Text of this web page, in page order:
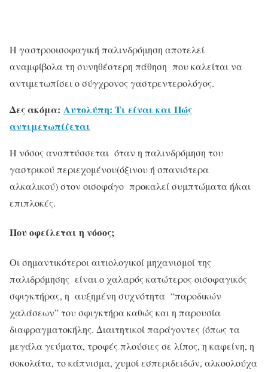
Η γαστροοισοφαγική παλινδρόμηση αποτελεί
αναμφίβολα τη συνηθέστερη πάθηση που καλείται να
αντιμετωπίσει ο σύγχρονος γαστρεντερολόγος.
Δες ακόμα: Αυτολύπη: Τι είναι και Πώς
αντιμετωπίζεται
Η νόσος αναπτύσσεται όταν η παλινδρόμηση του
γαστρικού περιεχομένου(όξινου ή σπανιότερα
αλκαλικού) στον οισοφάγο προκαλεί συμπτώματα ή/και
επιπλοκές.
Που οφείλεται η νόσος;
Οι σημαντικότεροι αιτιολογικοί μηχανισμοί της
παλιδρόμησης είναι ο χαλαρός κατώτερος οισοφαγικός
σφιγκτήρας, η αυξημένη συχνότητα “παροδικών
χαλάσεων” του σφιγκτήρα καθώς και η παρουσία
διαφραγματοκήλης. Διαιτητικοί παράγοντες (όπως τα
μεγάλα γεύματα, τροφές πλούσιες σε λίπος, η καφείνη, η
σοκολάτα, το κάπνισμα, χυμοί εσπεριδειδών, αλκοολούχα